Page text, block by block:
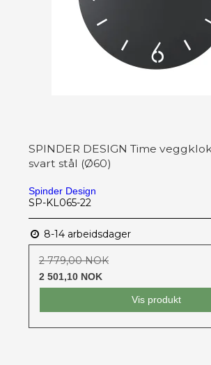
SPINDER DESIGN Time
svart stål (Ø60)
Spinder Design
SP-KL065-22
8-14 arbeidsdager
2 779,00 NOK
2 501,10 NOK
Vis produkt